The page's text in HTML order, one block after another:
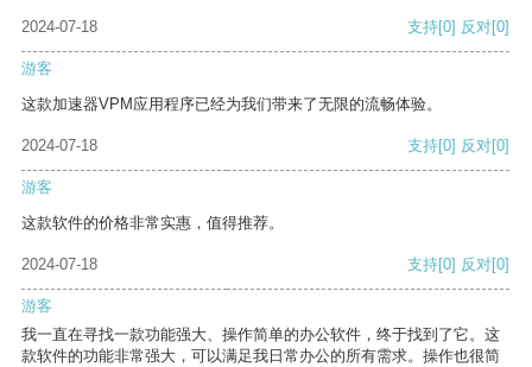
2024-07-18 支持[0] 反对[0]
游客
这款加速器VPM应用程序已经为我们带来了无限的流畅体验。
2024-07-18 支持[0] 反对[0]
游客
这款软件的价格非常实惠，值得推荐。
2024-07-18 支持[0] 反对[0]
游客
我一直在寻找一款功能强大、操作简单的办公软件，终于找到了它。这
款软件的功能非常强大，可以满足我日常办公的所有需求。操作也很简